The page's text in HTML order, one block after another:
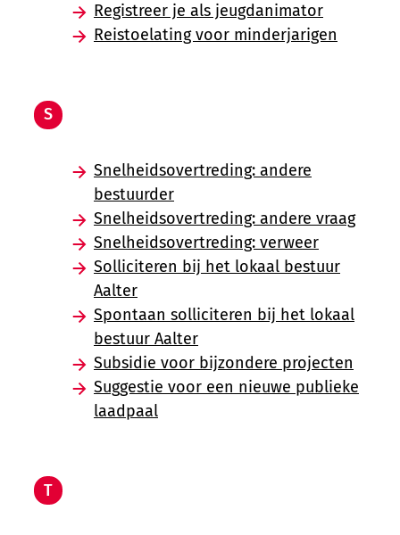
Registreer je als jeugdanimator
Reistoelating voor minderjarigen
S
Snelheidsovertreding: andere
bestuurder
Snelheidsovertreding: andere vraag
Snelheidsovertreding: verweer
Solliciteren bij het lokaal bestuur
Aalter
Spontaan solliciteren bij het lokaal
bestuur Aalter
Subsidie voor bijzondere projecten
Suggestie voor een nieuwe publieke
laadpaal
T